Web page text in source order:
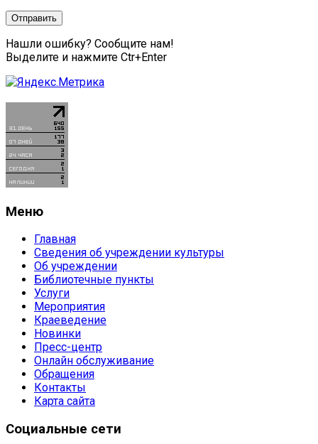
Нашли ошибку? Сообщите нам!
Выделите и нажмите Ctr+Enter
Меню
Главная
Сведения об учреждении культуры
Об учреждении
Библиотечные пункты
Услуги
Мероприятия
Краеведение
Новинки
Пресс-центр
Онлайн обслуживание
Обращения
Контакты
Карта сайта
Социальные сети